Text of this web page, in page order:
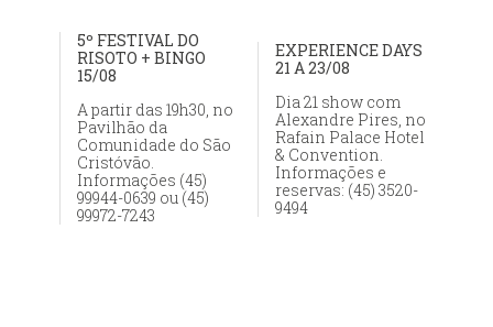
5º FESTIVAL DO
RISOTO + BINGO
15/08
A partir das 19h30, no
Pavilhão da
Comunidade do São
Cristóvão.
Informações (45)
99944-0639 ou (45)
99972-7243
EXPERIENCE DAYS
21 A 23/08
Dia 21 show com
Alexandre Pires, no
Rafain Palace Hotel
& Convention.
Informações e
reservas: (45) 3520-
9494